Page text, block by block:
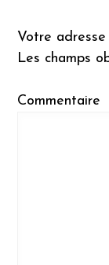
Votre
Les champs
Commentaire